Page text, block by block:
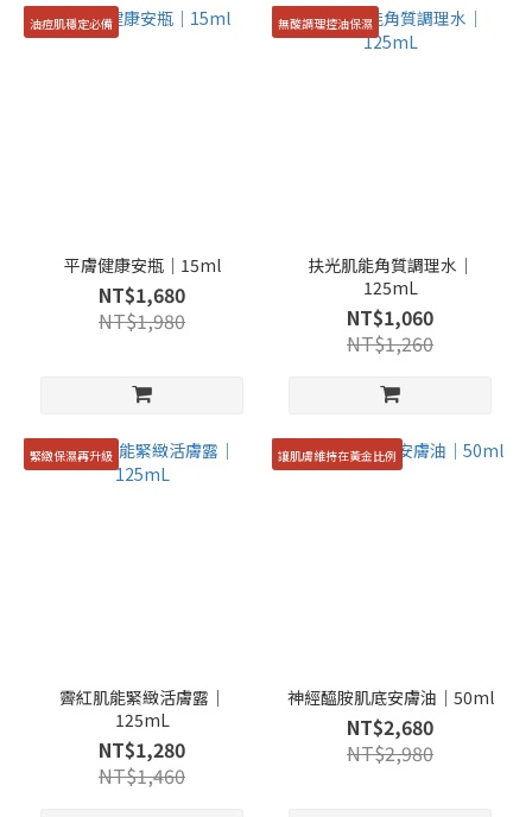
油痘肌穩定必備
平膚健康安瓶｜15ml
NT$1,680
NT$1,980
無酸調理控油保濕
扶光肌能角質調理水｜
125mL
NT$1,060
NT$1,260
緊緻保濕再升級
霽紅肌能緊緻活膚露｜
125mL
NT$1,280
NT$1,460
讓肌膚維持在黃金比例
神經醯胺肌底安膚油｜50ml
NT$2,680
NT$2,980